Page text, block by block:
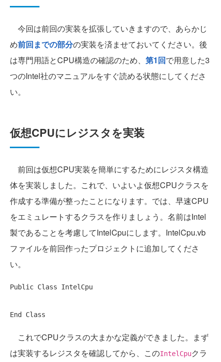
今回は前回の実装を拡張していきますので、あらかじ
め前回までの部分の実装を済ませておいてください。後
は専門用語とCPU構造の確認のため、 第1回で用意した3
つのIntel社のマニュアルをすぐ読める状態にしてくださ
い。
仮想CPUにレジスタを実装
前回は仮想CPU実装を簡単にするためにレジスタ構造
体を実装しました。これで、いよいよ仮想CPUクラスを
作成する準備が整ったことになります。では、早速CPU
をエミュレートするクラスを作りましょう。名前はIntel
製であることを考慮してIntelCpuにします。IntelCpu.vb
ファイルを前回作ったプロジェクトに追加してくださ
い。
Public Class IntelCpu
End Class
これでCPUクラスの大まかな定義ができました。まず
は実装するレジスタを確認してから、このIntelCpuクラ